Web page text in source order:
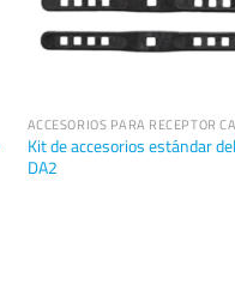
Kit de accesorios estándar del
DA2